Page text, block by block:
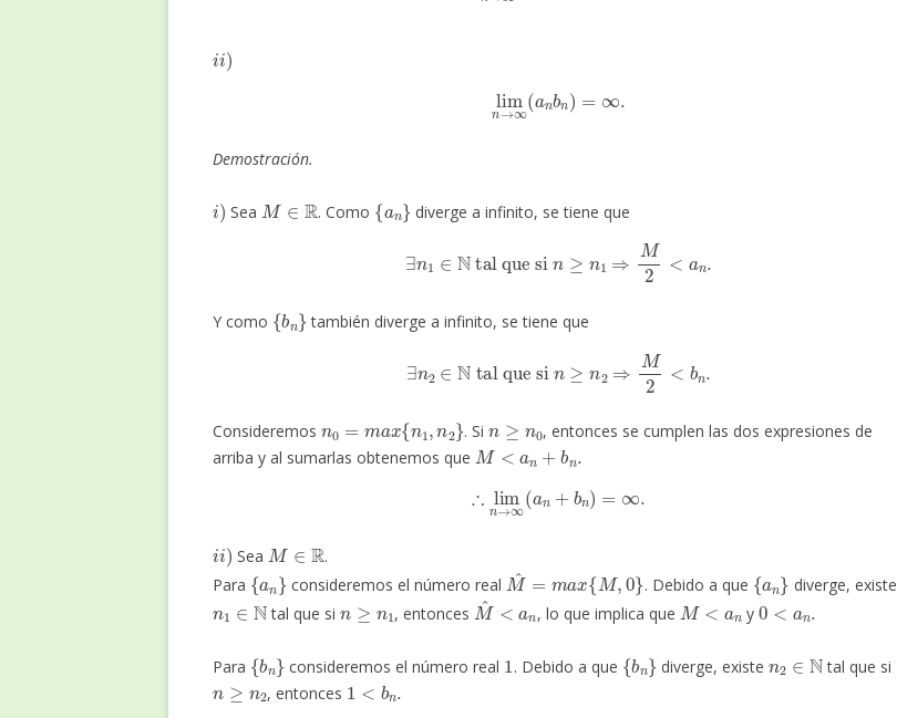
ii)
limn→∞ (a n )=
Demostración.
i)
Sea
M∈ R
. Como
{a n}
diverge a infinito, se tiene que
M2
Y como
{b n
también diverge a infinito, se tiene que
M2<
Consideremos
n }
. Si
, entonces se cumplen las dos expresiones de
arriba y al sumarlas obtenemos que
M< an +b n.
∴ limn →∞ a n+b =∞
ii)
Sea
M∈ R
.
Para
{a n}
consideremos el número real
M^ {M ,0 }
. Debido a que
{a n}
diverge, existe
N
tal que si , entonces
M^
, lo que implica que
M< n
y
0 <a
Para
{b n
consideremos el número real . Debido a que
{b n}
diverge, existe
N
tal que si
n ≥n 2
, entonces
1<bn